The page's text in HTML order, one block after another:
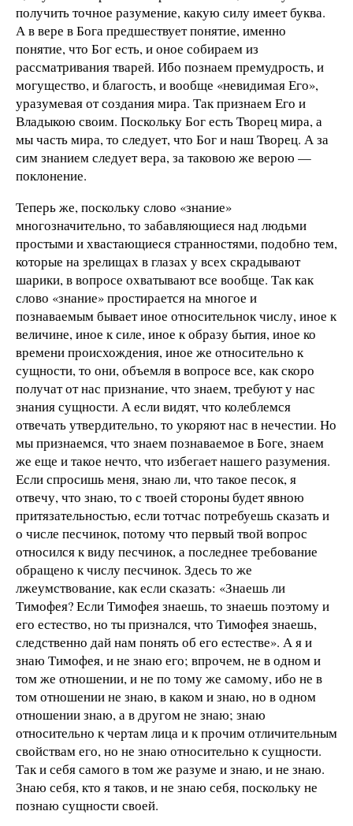
получить точное разумение, какую силу имеет буква.
А в вере в Бога предшествует понятие, именно
понятие, что Бог есть, и оное собираем из
рассматривания тварей. Ибо познаем премудрость, и
могущество, и благость, и вообще «невидимая Его»,
уразумевая от создания мира. Так признаем Его и
Владыкою своим. Поскольку Бог есть Творец мира, а
мы часть мира, то следует, что Бог и наш Творец. А за
сим знанием следует вера, за таковою же верою —
поклонение.
Теперь же, поскольку слово «знание»
многозначительно, то забавляющиеся над людьми
простыми и хвастающиеся странностями, подобно тем,
которые на зрелищах в глазах у всех скрадывают
шарики, в вопросе охватывают все вообще. Так как
слово «знание» простирается на многое и
познаваемым бывает иное относительнок числу, иное к
величине, иное к силе, иное к образу бытия, иное ко
времени происхождения, иное же относительно к
сущности, то они, объемля в вопросе все, как скоро
получат от нас признание, что знаем, требуют у нас
знания сущности. А если видят, что колеблемся
отвечать утвердительно, то укоряют нас в нечестии. Но
мы признаемся, что знаем познаваемое в Боге, знаем
же еще и такое нечто, что избегает нашего разумения.
Если спросишь меня, знаю ли, что такое песок, я
отвечу, что знаю, то с твоей стороны будет явною
притязательностью, если тотчас потребуешь сказать и
о числе песчинок, потому что первый твой вопрос
относился к виду песчинок, а последнее требование
обращено к числу песчинок. Здесь то же
лжеумствование, как если сказать: «Знаешь ли
Тимофея? Если Тимофея знаешь, то знаешь поэтому и
его естество, но ты признался, что Тимофея знаешь,
следственно дай нам понять об его естестве». А я и
знаю Тимофея, и не знаю его; впрочем, не в одном и
том же отношении, и не по тому же самому, ибо не в
том отношении не знаю, в каком и знаю, но в одном
отношении знаю, а в другом не знаю; знаю
относительно к чертам лица и к прочим отличительным
свойствам его, но не знаю относительно к сущности.
Так и себя самого в том же разуме и знаю, и не знаю.
Знаю себя, кто я таков, и не знаю себя, поскольку не
познаю сущности своей.